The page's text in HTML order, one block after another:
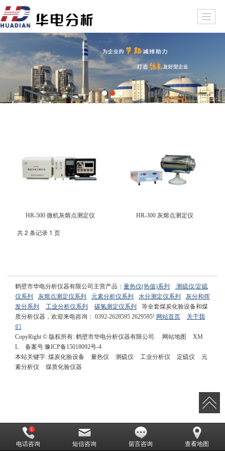
HR-500 微机灰熔点测定仪 HR-300 灰熔点测定仪
共 2 条记录 1 页
鹤壁市华电分析仪器有限公司主营产品： 量热仪(热值)系列
测硫仪/定硫
仪系列
灰熔点测定仪系列 元素分析仪系列 水分测定仪系列
灰分和挥
发分系列
工业分析仪系列 碳氢测定仪系列
等全套煤炭化验设备和煤
质分析仪器，欢迎来电咨询： 0392-2628595 2629595! 网站首页
关于我
们
CopyRight © 版权所有: 鹤壁市华电分析仪器有限公司. 网站地图
XM
L
备案号:豫ICP备15018092号-4
本站关键字: 煤炭化验设备 量热仪 测硫仪 工业分析仪 定硫仪
元
素分析仪
煤质化验仪器
电话咨询 短信咨询 留言咨询 查看地图